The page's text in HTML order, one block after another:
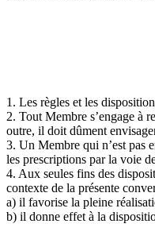
1. Les règles et les
2. Tout Membre s’engage à
outre, il doit dûment
3. Un Membre qui n’est pas
les prescriptions par la voie
4. Aux seules fins des
contexte de la présente
a) il favorise la pleine
b) il donne effet à la